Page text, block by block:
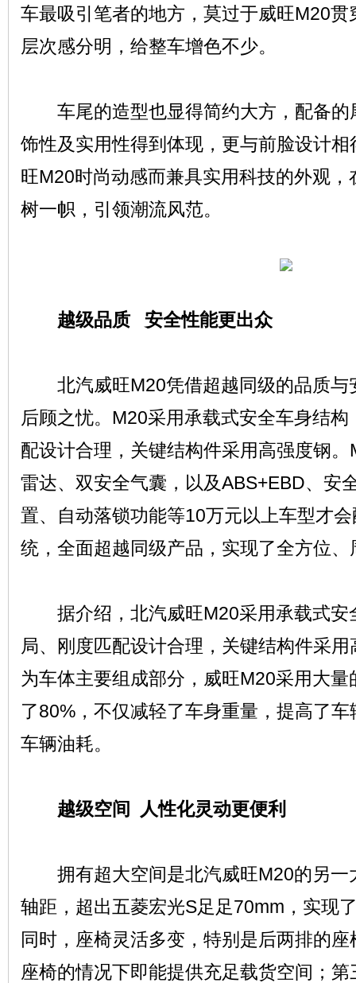
车最吸引笔者的地方，莫过于威旺M20
层次感分明，给整车增色不少。
车尾的造型也显得简约大方，配备的
饰性及实用性得到体现，更与前脸设计
旺M20时尚动感而兼具实用科技的外观
树一帜，引领潮流风范。
越级品质 安全性能更出众
北汽威旺M20凭借超越同级的品质与
后顾之忧。M20采用承载式安全车身结
配设计合理，关键结构件采用高强度钢
雷达、双安全气囊，以及ABS+EBD、安
置、自动落锁功能等10万元以上车型才
统，全面超越同级产品，实现了全方位
据介绍，北汽威旺M20采用承载式安
局、刚度匹配设计合理，关键结构件采
为车体主要组成部分，威旺M20采用大
了80%，不仅减轻了车身重量，提高了
车辆油耗。
越级空间 人性化灵动更便利
拥有超大空间是北汽威旺M20的另一
轴距，超出五菱宏光S足足70mm，实现
同时，座椅灵活多变，特别是后两排的
座椅的情况下即能提供充足载货空间；